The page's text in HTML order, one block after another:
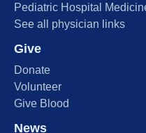
Pediatric Hospital
See all physician links
Give
Donate
Volunteer
Give Blood
News